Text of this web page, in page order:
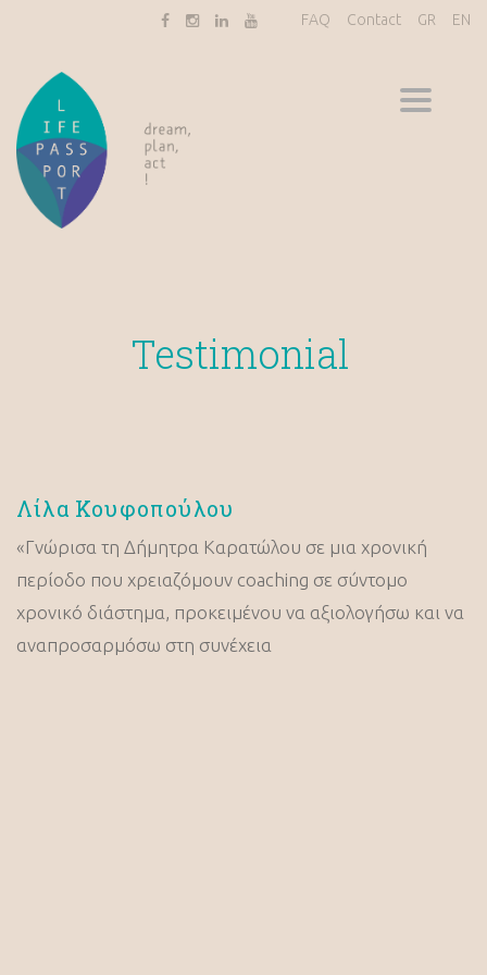
EN
GR
Contact
FAQ
Toggle
Testimonial
Λίλα Κουφοπούλου
«Γνώρισα τη Δήμητρα Καρατώλου σε μια χρονική
περίοδο που χρειαζόμουν coaching σε σύντομο
χρονικό διάστημα, προκειμένου να αξιολογήσω και να
αναπροσαρμόσω στη συνέχεια